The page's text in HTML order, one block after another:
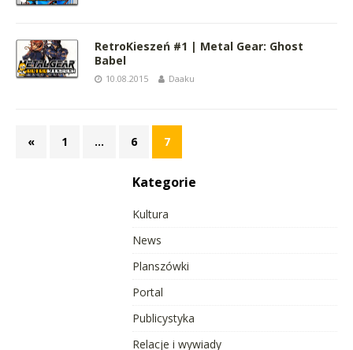
RetroKieszeń #1 | Metal Gear: Ghost
Babel
10.08.2015 Daaku
« 1 … 6 7
Kategorie
Kultura
News
Planszówki
Portal
Publicystyka
Relacje i wywiady